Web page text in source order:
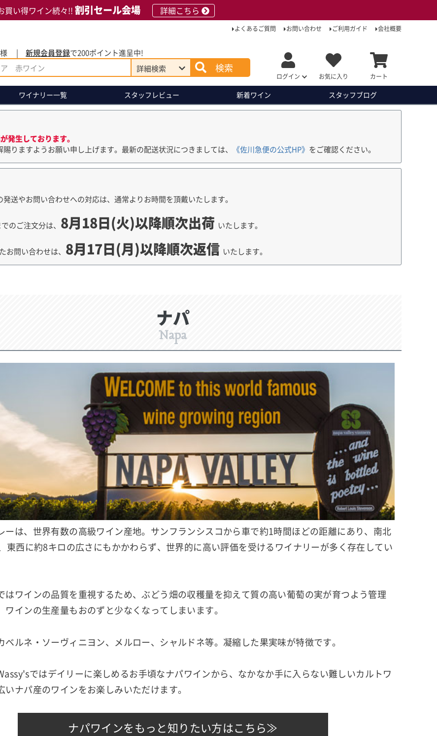
買い得ワイン続々!! 割引セール会場 詳細こちら
新規会員登録で200ポイント進呈中!
詳細検索 検索
ログイン お気に入り カート
よくあるご質問 お問い合わせ ご利用ガイド 会社概要
ワイナリー一覧 スタッフレビュー 新着ワイン スタッフブログ
発生しております。
りますようお願い申し上げます。最新の配送状況につきましては、
《佐川急便の公式HP》 をご確認ください。
送やお問い合わせへの対応は、通常よりお時間を頂戴いたします。
でのご注文分は、 8月18日(火)以降順次出荷 いたします。
お問い合わせは、 8月17日(月)以降順次返信 いたします。
ナパ
Napa
ーは、世界有数の高級ワイン産地。サンフランシスコから車で約1時間ほどの距離にあり、南北
東西に約8キロの広さにもかかわらず、世界的に高い評価を受けるワイナリーが多く存在してい
はワインの品質を重視するため、ぶどう畑の収穫量を抑えて質の高い葡萄の実が育つよう管理
ワインの生産量もおのずと少なくなってしまいます。
ベルネ・ソーヴィニヨン、メルロー、シャルドネ等。凝縮した果実味が特徴です。
ではデイリーに楽しめるお手頃なナパワインから、なかなか手に入らない難しいカルトワ
いナパ産のワインをお楽しみいただけます。
ナパワインをもっと知りたい方はこちら≫